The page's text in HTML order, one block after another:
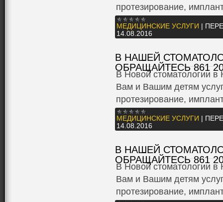
протезирование,
МЕДИЦИНСКИЕ УСЛУГИ
14.08.2016
В НАШЕЙ
ОБРАЩАЙТЕСЬ 861
В Новой стоматологии в
Вам и Вашим детям
протезирование,
МЕДИЦИНСКИЕ УСЛУГИ
14.08.2016
В НАШЕЙ
ОБРАЩАЙТЕСЬ 861
В Новой стоматологии в
Вам и Вашим детям
протезирование,